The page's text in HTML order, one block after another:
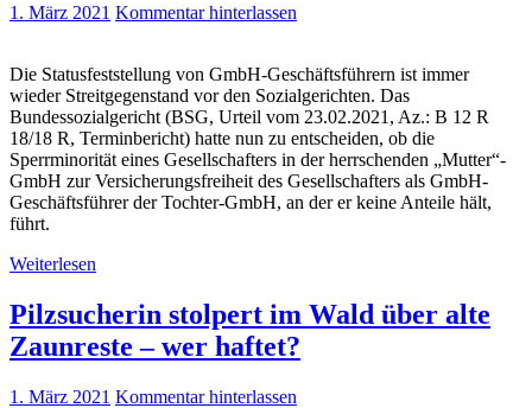
1. März 2021 Kommentar hinterlassen
Die Statusfeststellung von GmbH-Geschäftsführern ist immer
wieder Streitgegenstand vor den Sozialgerichten. Das
Bundessozialgericht (BSG, Urteil vom 23.02.2021, Az.: B 12 R
18/18 R, Terminbericht) hatte nun zu entscheiden, ob die
Sperrminorität eines Gesellschafters in der herrschenden „Mutter“-
GmbH zur Versicherungsfreiheit des Gesellschafters als GmbH-
Geschäftsführer der Tochter-GmbH, an der er keine Anteile hält,
führt.
Weiterlesen
Pilzsucherin stolpert im Wald über alte
Zaunreste – wer haftet?
1. März 2021 Kommentar hinterlassen